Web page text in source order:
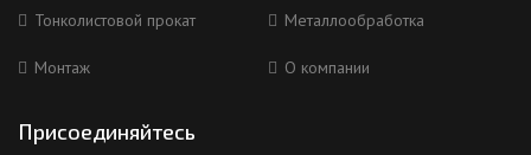
Тонколистовой прокат Металлообработка
Монтаж О компании
Присоединяйтесь